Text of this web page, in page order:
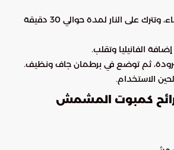
توضع الكمثرى في الماء، وتترك على النار لمدة حوالي 30 دقيقة
الفانيليا وتقلب.
ثم توضع في برطمان جاف ونظيف.
الاستخدام.
كمبوت المشمش